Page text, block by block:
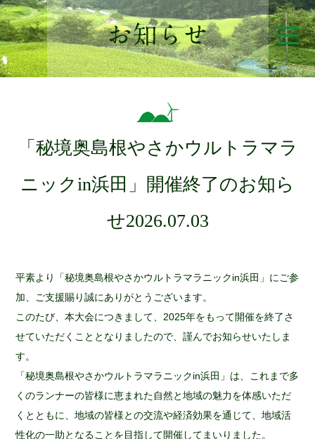
「秘境奥島根やさかウルトラマラ
ニックin浜田」開催終了のお知ら
せ2026.07.03
平素より「秘境奥島根やさかウルトラマラニックin浜田」にご参
加、ご支援賜り誠にありがとうございます。
このたび、本大会につきまして、2025年をもって開催を終了さ
せていただくこととなりましたので、謹んでお知らせいたしま
す。
「秘境奥島根やさかウルトラマラニックin浜田」は、これまで多
くのランナーの皆様に恵まれた自然と地域の魅力を体感いただ
くとともに、地域の皆様との交流や経済効果を通じて、地域活
性化の一助となることを目指して開催してまいりました。